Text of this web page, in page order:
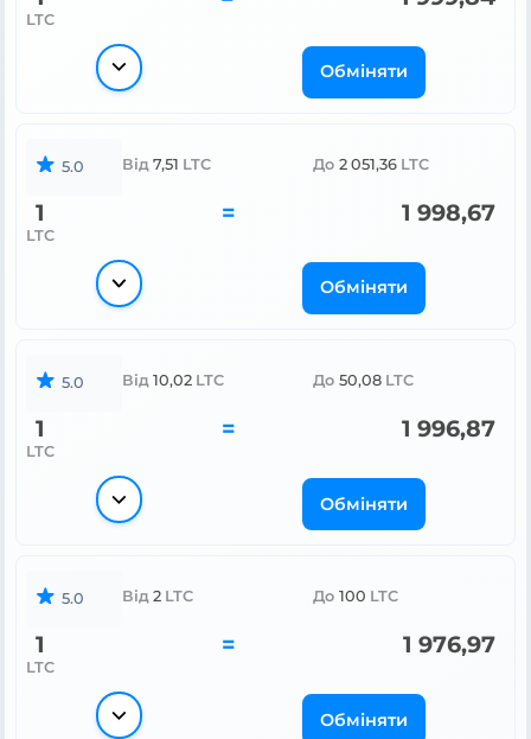
LTC
Обміняти
5.0 Від 7,51 LTC До 2 051,36 LTC
1
LTC
= 1 998,67
Обміняти
5.0 Від 10,02 LTC До 50,08 LTC
1
LTC
= 1 996,87
Обміняти
5.0 Від 2 LTC До 100 LTC
1
LTC
= 1 976,97
Обміняти